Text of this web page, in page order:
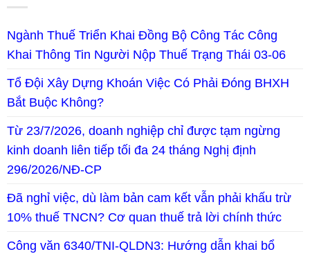
Ngành Thuế Triển Khai Đồng Bộ Công Tác Công
Khai Thông Tin Người Nộp Thuế Trạng Thái 03-06
Tổ Đội Xây Dựng Khoán Việc Có Phải Đóng BHXH
Bắt Buộc Không?
Từ 23/7/2026, doanh nghiệp chỉ được tạm ngừng
kinh doanh liên tiếp tối đa 24 tháng Nghị định
296/2026/NĐ-CP
Đã nghỉ việc, dù làm bản cam kết vẫn phải khấu trừ
10% thuế TNCN? Cơ quan thuế trả lời chính thức
Công văn 6340/TNI-QLDN3: Hướng dẫn khai bổ